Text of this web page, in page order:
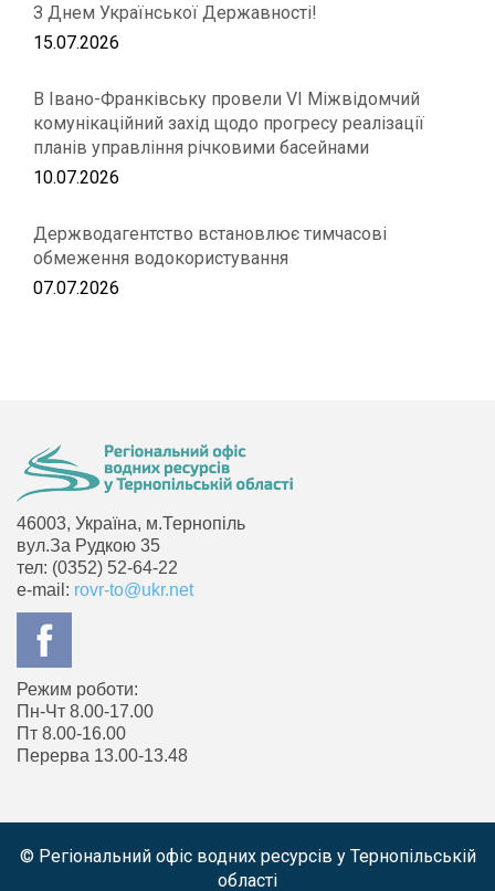
З Днем Української Державності!
15.07.2026
В Івано-Франківську провели VІ Міжвідомчий
комунікаційний захід щодо прогресу реалізації
планів управління річковими басейнами
10.07.2026
Держводагентство встановлює тимчасові
обмеження водокористування
07.07.2026
46003, Україна, м.Тернопіль
вул.За Рудкою 35
тел: (0352) 52-64-22
e-mail: rovr-to@ukr.net
Режим роботи:
Пн-Чт 8.00-17.00
Пт 8.00-16.00
Перерва 13.00-13.48
© Регіональний офіс водних ресурсів у Тернопільській
області